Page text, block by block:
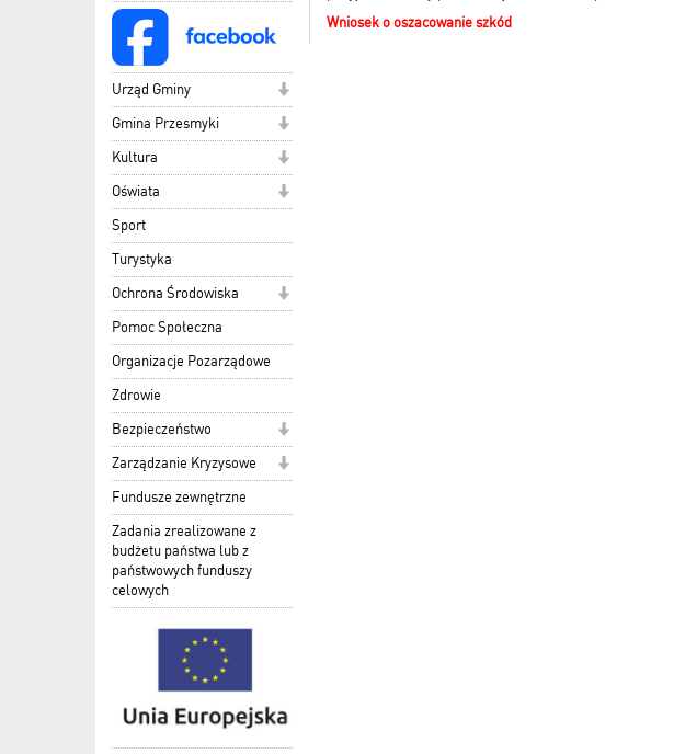
Urząd Gminy
Gmina Przesmyki
Kultura
Oświata
Sport
Turystyka
Ochrona Środowiska
Pomoc Społeczna
Organizacje Pozarządowe
Zdrowie
Bezpieczeństwo
Zarządzanie Kryzysowe
Fundusze zewnętrzne
Zadania zrealizowane z
budżetu państwa lub z
państwowych funduszy
celowych
Wniosek o oszacowanie szkód